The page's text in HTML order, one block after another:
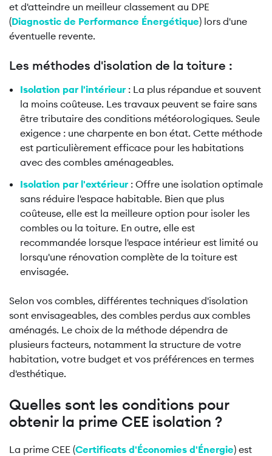
et d'atteindre un meilleur classement au DPE
(Diagnostic de Performance Énergétique) lors d'une
éventuelle revente.
Les méthodes d'isolation de la toiture :
Isolation par l'intérieur: La plus répandue et souvent
la moins coûteuse. Les travaux peuvent se faire sans
être tributaire des conditions météorologiques. Seule
exigence : une charpente en bon état. Cette méthode
est particulièrement efficace pour les habitations
avec des combles aménageables.
Isolation par l'extérieur: Offre une isolation optimale
sans réduire l'espace habitable. Bien que plus
coûteuse, elle est la meilleure option pour isoler les
combles ou la toiture. En outre, elle est
recommandée lorsque l'espace intérieur est limité ou
lorsqu'une rénovation complète de la toiture est
envisagée.
Selon vos combles, différentes techniques d'isolation
sont envisageables, des combles perdus aux combles
aménagés. Le choix de la méthode dépendra de
plusieurs facteurs, notamment la structure de votre
habitation, votre budget et vos préférences en termes
d'esthétique.
Quelles sont les conditions pour
obtenir la prime CEE isolation ?
La prime CEE (Certificats d'Économies d'Énergie) est